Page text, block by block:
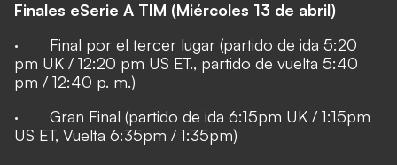
Finales eSerie A TIM (Miércoles 13 de abril)
· Final por el tercer lugar (partido de ida 5:20
pm UK / 12:20 pm US ET., partido de vuelta 5:40
pm / 12:40 p. m.)
· Gran Final (partido de ida 6:15pm UK / 1:15pm
US ET, Vuelta 6:35pm / 1:35pm)